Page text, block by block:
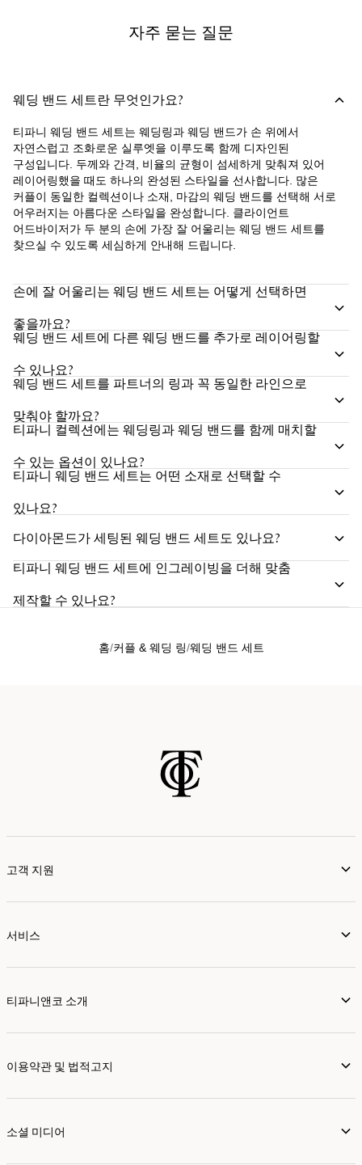
자주 묻는 질문
웨딩 밴드 세트란 무엇인가요?
티파니 웨딩 밴드 세트는 웨딩링과 웨딩 밴드가 손 위에서
자연스럽고 조화로운 실루엣을 이루도록 함께 디자인된
구성입니다. 두께와 간격, 비율의 균형이 섬세하게 맞춰져 있어
레이어링했을 때도 하나의 완성된 스타일을 선사합니다. 많은
커플이 동일한 컬렉션이나 소재, 마감의 웨딩 밴드를 선택해 서로
어우러지는 아름다운 스타일을 완성합니다. 클라이언트
어드바이저가 두 분의 손에 가장 잘 어울리는 웨딩 밴드 세트를
찾으실 수 있도록 세심하게 안내해 드립니다.
손에 잘 어울리는 웨딩 밴드 세트는 어떻게 선택하면
좋을까요?
웨딩 밴드 세트에 다른 웨딩 밴드를 추가로 레이어링할
수 있나요?
웨딩 밴드 세트를 파트너의 링과 꼭 동일한 라인으로
맞춰야 할까요?
티파니 컬렉션에는 웨딩링과 웨딩 밴드를 함께 매치할
수 있는 옵션이 있나요?
티파니 웨딩 밴드 세트는 어떤 소재로 선택할 수
있나요?
다이아몬드가 세팅된 웨딩 밴드 세트도 있나요?
티파니 웨딩 밴드 세트에 인그레이빙을 더해 맞춤
제작할 수 있나요?
홈 커플 & 웨딩 링 웨딩 밴드 세트
고객 지원
서비스
티파니앤코 소개
이용약관 및 법적고지
소셜 미디어